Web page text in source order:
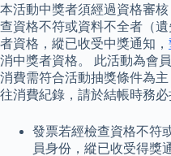
本活動中獎者須經過資格審
查資格不符或資料不全者（
者資格，縱已收受中獎通知，
消中獎者資格。 此活動為會
消費需符合活動抽獎條件為
往消費紀錄，請於結帳時務
發票若經檢查資格不符
員身份，縱已收受得獎